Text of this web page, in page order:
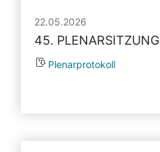
22.05.2026
45. PLENARSITZUNG
Plenarprotokoll